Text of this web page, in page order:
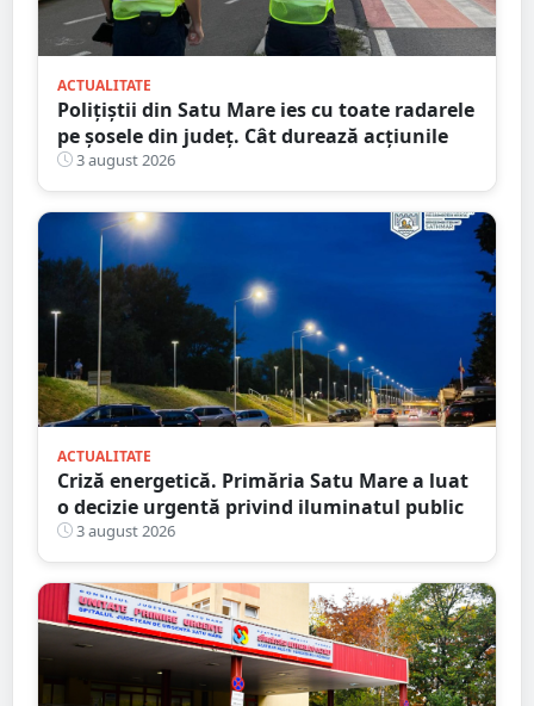
ACTUALITATE
Polițiștii din Satu Mare ies cu toate radarele
pe șosele din județ. Cât durează acțiunile
3 august 2026
ACTUALITATE
Criză energetică. Primăria Satu Mare a luat
o decizie urgentă privind iluminatul public
3 august 2026